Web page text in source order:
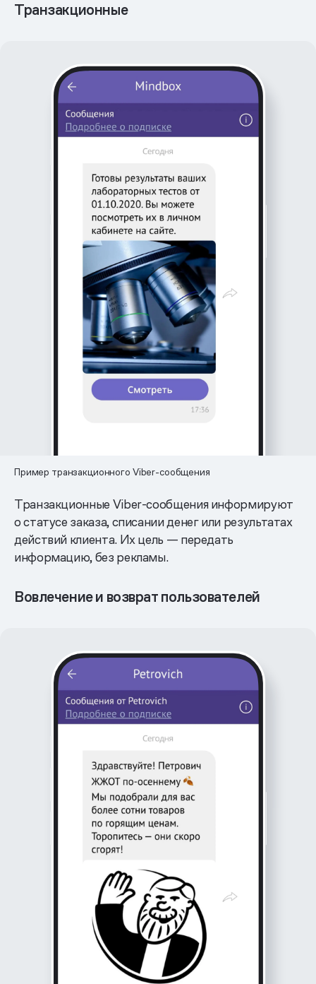
Транзакционные
Пример транзакционного Viber-сообщения
Транзакционные Viber-сообщения информируют
о статусе заказа, списании денег или результатах
действий клиента. Их цель — передать
информацию, без рекламы.
Вовлечение и возврат пользователей